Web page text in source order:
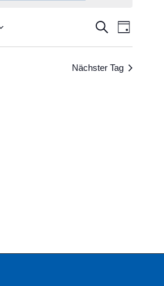
Suche
und
SucheTag
Nächster Tag